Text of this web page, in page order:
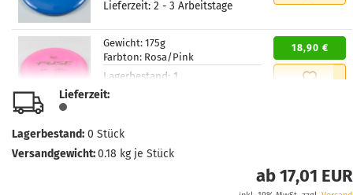
Lieferzeit: 2 - 3 Arbeitstage
Gewicht: 175g
Farbton: Rosa/Pink
Lagerbestand: 1
Lieferzeit:
18,90 €
Gewicht:
Lagerbestand:
Lieferzeit:
Lagerbestand: 0 Stück
Versandgewicht:0.18 kg je Stück
ab 17,01 EUR